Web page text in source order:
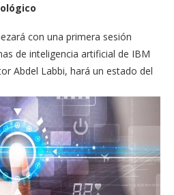
con una primera sesión
de inteligencia artificial de IBM
Abdel Labbi, hará un estado del